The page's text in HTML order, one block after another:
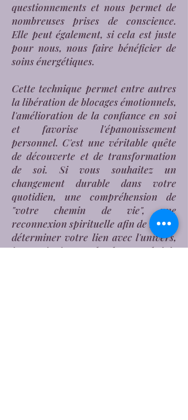
questionnements et nous permet de
nombreuses prises de conscience.
Elle peut également, si cela est juste
pour nous, nous faire bénéficier de
soins énergétiques.
Cette technique permet entre autres
la libération de blocages émotionnels,
l'amélioration de la confiance en soi
et favorise l'épanouissement
personnel. C'est une véritable quête
de découverte et de transformation
de soi. Si vous souhaitez un
changement durable dans votre
quotidien, une compréhension de
"votre chemin de vie", une
reconnexion spirituelle afin de mieux
déterminer votre lien avec l'univers,
je vous invite avec la plus grande joie